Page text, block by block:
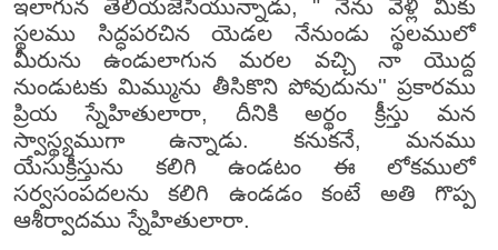
ఇలాగున తెలియజేసియున్నాడు, " నేను వెళ్లి మీకు
స్థలము సిద్ధపరచిన యెడల నేనుండు స్థలములో
మీరును ఉండులాగున మరల వచ్చి నా యొద్ద
నుండుటకు మిమ్మును తీసికొని పోవుదును'' ప్రకారము
ప్రియ స్నేహితులారా, దీనికి అర్థం క్రీస్తు మన
స్వాస్థ్యముగా ఉన్నాడు. కనుకనే, మనము
యేసుక్రీస్తును కలిగి ఉండటం ఈ లోకములో
సర్వసంపదలను కలిగి ఉండడం కంటే అతి గొప్ప
ఆశీర్వాదము స్నేహితులారా.